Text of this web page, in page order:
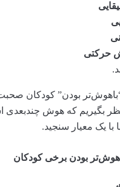
حرکتی
“باهوش‌تر بودن” کودکان صحبت
نظر بگیریم که هوش چندبعدی
با یک معیار سنجید.
بودن برخی کودکان